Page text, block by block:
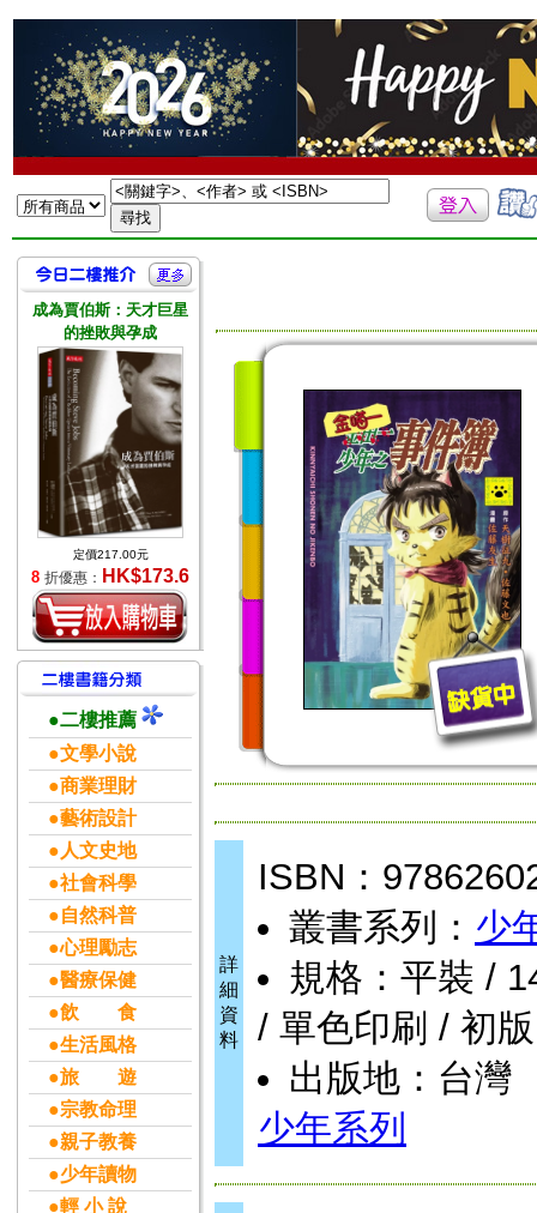
成為賈伯斯：天才巨星
的挫敗與孕成
定價217.00元
8 折優惠： HK$173.6
●二樓推薦
●文學小說
●商業理財
●藝術設計
●人文史地
●社會科學
●自然科普
●心理勵志
●醫療保健
●飲 食
●生活風格
●旅 遊
●宗教命理
●親子教養
●少年讀物
●輕 小 說
詳
細
資
料
ISBN：
叢書系列： 少
規格：平裝 /
/ 單色印刷 / 初版
出版地：台灣
少年系列